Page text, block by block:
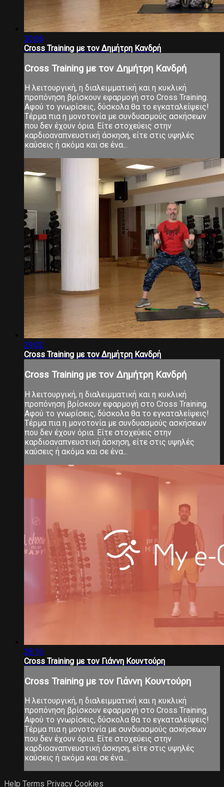
30:06
Cross Training με τον Δημήτρη Κανδρή
Cross Training με τον Δημήτρη Κανδρή
Η λειτουργική, η διαλειμματική και η κυκλική
προπόνηση βρίσκουν εφαρμογή στο Cross Training.
Αφού το γνωρίσεις, δύσκολα θα το εγκαταλείψεις!
Τέρμα πια η μονοτονία με συνδυασμούς ασκήσεων
που δεν έχουν όρια. Είτε στοχεύεις στην
καρδιοαναπνευστική άσκηση, είτε στις υψηλές
καύσεις ή ακόμα και σε ένα...
29:02
Cross Training με τον Δημήτρη Κανδρή
Cross Training με τον Δημήτρη Κανδρή
Η λειτουργική, η διαλειμματική και η κυκλική
προπόνηση βρίσκουν εφαρμογή στο Cross Training.
Αφού το γνωρίσεις, δύσκολα θα το εγκαταλείψεις!
Τέρμα πια η μονοτονία με συνδυασμούς ασκήσεων
που δεν έχουν όρια. Είτε στοχεύεις στην
καρδιοαναπνευστική άσκηση, είτε στις υψηλές
καύσεις ή ακόμα και σε ένα...
28:16
Cross Training με τον Γιάννη Κουντούρη
Cross Training με τον Γιάννη Κουντούρη
Η λειτουργική, η διαλειμματική και η κυκλική
προπόνηση βρίσκουν εφαρμογή στο Cross Training.
Αφού το γνωρίσεις, δύσκολα θα το εγκαταλείψεις!
Τέρμα πια η μονοτονία με συνδυασμούς ασκήσεων
που δεν έχουν όρια. Είτε στοχεύεις στην
καρδιοαναπνευστική άσκηση, είτε στις υψηλές
καύσεις ή ακόμα και σε ένα...
Help Terms Privacy Cookies